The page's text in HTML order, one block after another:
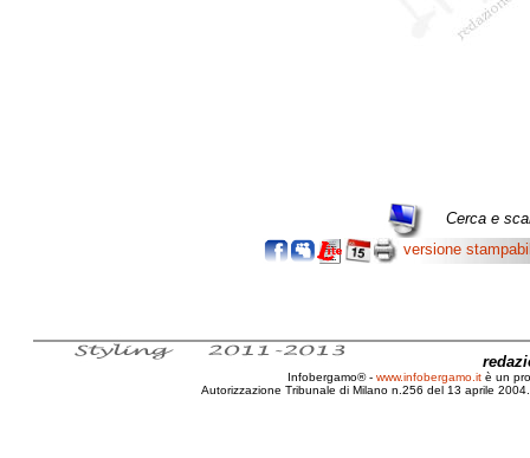
Cerca e
versione
Infobergamo® - www.infobergamo.it è un
Autorizzazione Tribunale di Milano n.256 del 13 aprile